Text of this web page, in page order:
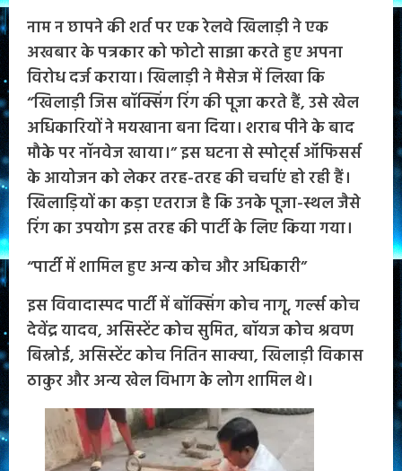
नाम न छापने की शर्त पर एक रेलवे खिलाड़ी ने एक
अखबार के पत्रकार को फोटो साझा करते हुए अपना
विरोध दर्ज कराया। खिलाड़ी ने मैसेज में लिखा कि
“खिलाड़ी जिस बॉक्सिंग रिंग की पूजा करते हैं, उसे खेल
अधिकारियों ने मयखाना बना दिया। शराब पीने के बाद
मौके पर नॉनवेज खाया।” इस घटना से स्पोर्ट्स ऑफिसर्स
के आयोजन को लेकर तरह-तरह की चर्चाएं हो रही हैं।
खिलाड़ियों का कड़ा एतराज है कि उनके पूजा-स्थल जैसे
रिंग का उपयोग इस तरह की पार्टी के लिए किया गया।
“पार्टी में शामिल हुए अन्य कोच और अधिकारी”
इस विवादास्पद पार्टी में बॉक्सिंग कोच नागू, गर्ल्स कोच
देवेंद्र यादव, असिस्टेंट कोच सुमित, बॉयज कोच श्रवण
बिस्नोई, असिस्टेंट कोच नितिन साक्या, खिलाड़ी विकास
ठाकुर और अन्य खेल विभाग के लोग शामिल थे।